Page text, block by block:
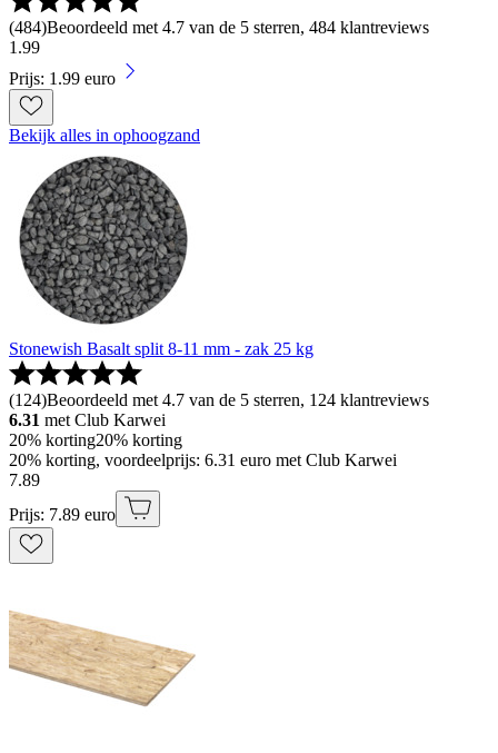
(484)Beoordeeld met 4.7 van de 5 sterren, 484 klantreviews
1.99
Prijs: 1.99 euro
Bekijk alles in ophoogzand
Stonewish Basalt split 8-11 mm - zak 25 kg
(124)Beoordeeld met 4.7 van de 5 sterren, 124 klantreviews
6.31 met Club Karwei
20% korting20% korting
20% korting, voordeelprijs: 6.31 euro met Club Karwei
7.89
Prijs: 7.89 euro